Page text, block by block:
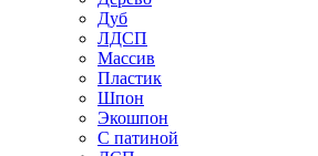
Дуб
ЛДСП
Массив
Пластик
Шпон
Экошпон
С патиной